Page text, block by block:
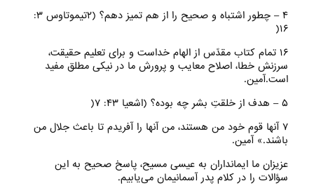
۴ – چطور اشتباه و صحیح را از هم تمیز دهم؟ (۲تیموتاوس ۳:
۱۶(
۱۶ تمام کتاب مقدّس از الهام خداست و برای تعلیم حقیقت،
سرزنش خطا، اصلاح معایب و پرورش ما در نیکی مطلق مفید
است.آمین‌.
۵ – هدف از خلقتِ بشر چه بوده؟ (اشعیا ۴۳: ۷(
۷ آنها قوم خود من هستند، من آنها را آفریدم تا باعث جلال من
باشند.» آمین‌.
عزیزان ما ایمانداران به عیسی مسیح، پاسخ صحیح به این
سؤالات را در کلام پدر آسمانیمان می‌‌یابیم.